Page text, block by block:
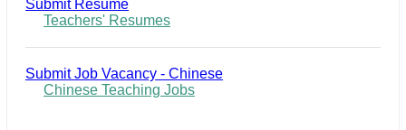
Submit Resume
Teachers' Resumes
Submit Job Vacancy - Chinese
Chinese Teaching Jobs